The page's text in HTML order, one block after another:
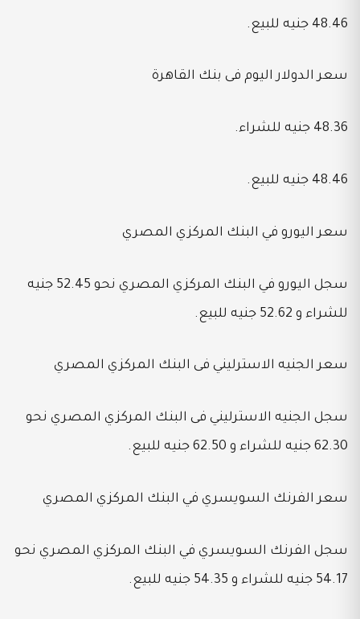
48.46 جنيه للبيع.
سعر الدولار اليوم فى بنك القاهرة
48.36 جنيه للشراء.
48.46 جنيه للبيع.
سعر اليورو في البنك المركزي المصري
سجل اليورو في البنك المركزي المصري نحو 52.45 جنيه
للشراء و 52.62 جنيه للبيع.
سعر الجنيه الاسترليني فى البنك المركزي المصري
سجل الجنيه الاسترليني فى البنك المركزي المصري نحو
62.30 جنيه للشراء و 62.50 جنيه للبيع.
سعر الفرنك السويسري في البنك المركزي المصري
سجل الفرنك السويسري في البنك المركزي المصري نحو
54.17 جنيه للشراء و 54.35 جنيه للبيع.